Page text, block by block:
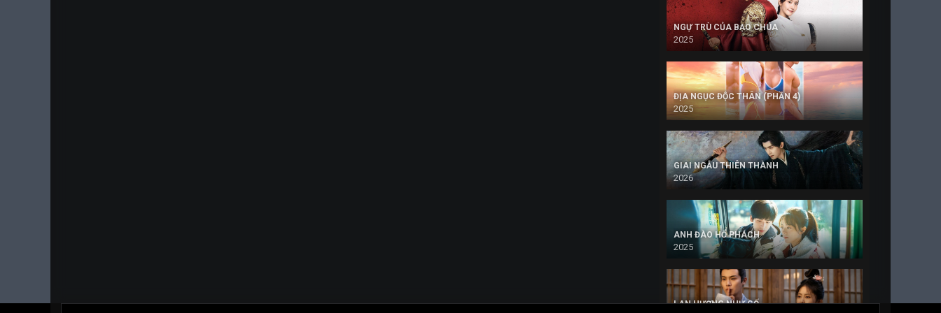
NGỰ TRÙ CỦA BẠO CHÚA
2025
ĐỊA NGỤC ĐỘC THÂN (PHẦN 4)
2025
GIAI NGẪU THIÊN THÀNH
2026
ANH ĐÀO HỔ PHÁCH
2025
LAN HƯƠNG NHƯ CỐ